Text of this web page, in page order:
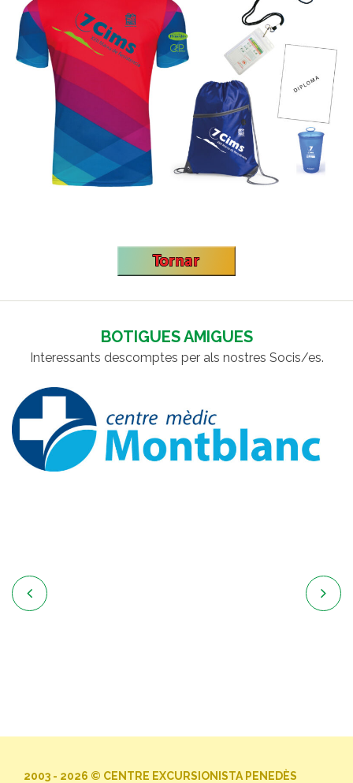
BOTIGUES AMIGUES
Interessants descomptes per als nostres Socis/es.
 
2003 - 2026 © CENTRE EXCURSIONISTA PENEDÈS